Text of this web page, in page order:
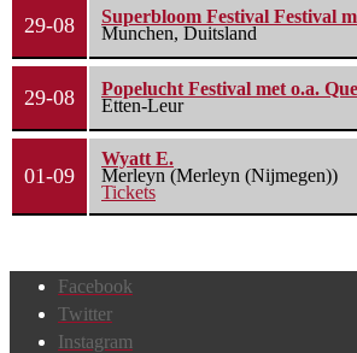
29-08
Superbloom Festival Festival
Munchen, Duitsland
29-08
Popelucht Festival met o.a.
Etten-Leur
01-09
Wyatt E.
Merleyn (Merleyn (Nijmegen))
Tickets
Facebook
Twitter
Instagram